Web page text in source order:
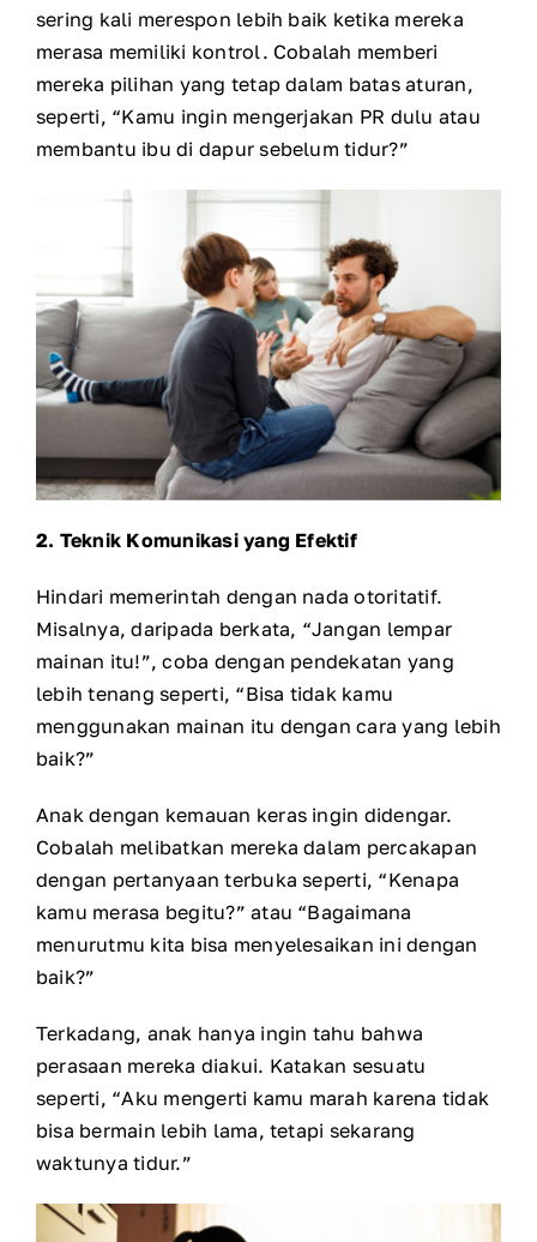
sering kali merespon lebih baik ketika mereka
merasa memiliki kontrol. Cobalah memberi
mereka pilihan yang tetap dalam batas aturan,
seperti, “Kamu ingin mengerjakan PR dulu atau
membantu ibu di dapur sebelum tidur?”
2. Teknik Komunikasi yang Efektif
Hindari memerintah dengan nada otoritatif.
Misalnya, daripada berkata, “Jangan lempar
mainan itu!”, coba dengan pendekatan yang
lebih tenang seperti, “Bisa tidak kamu
menggunakan mainan itu dengan cara yang lebih
baik?”
Anak dengan kemauan keras ingin didengar.
Cobalah melibatkan mereka dalam percakapan
dengan pertanyaan terbuka seperti, “Kenapa
kamu merasa begitu?” atau “Bagaimana
menurutmu kita bisa menyelesaikan ini dengan
baik?”
Terkadang, anak hanya ingin tahu bahwa
perasaan mereka diakui. Katakan sesuatu
seperti, “Aku mengerti kamu marah karena tidak
bisa bermain lebih lama, tetapi sekarang
waktunya tidur.”